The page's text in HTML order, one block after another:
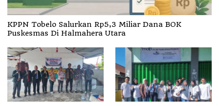
KPPN Tobelo Salurkan Rp5,3 Miliar Dana BOK
Puskesmas Di Halmahera Utara